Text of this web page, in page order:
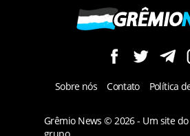
Sobre nós Contato Política
Grêmio News © 2026 - Um site do